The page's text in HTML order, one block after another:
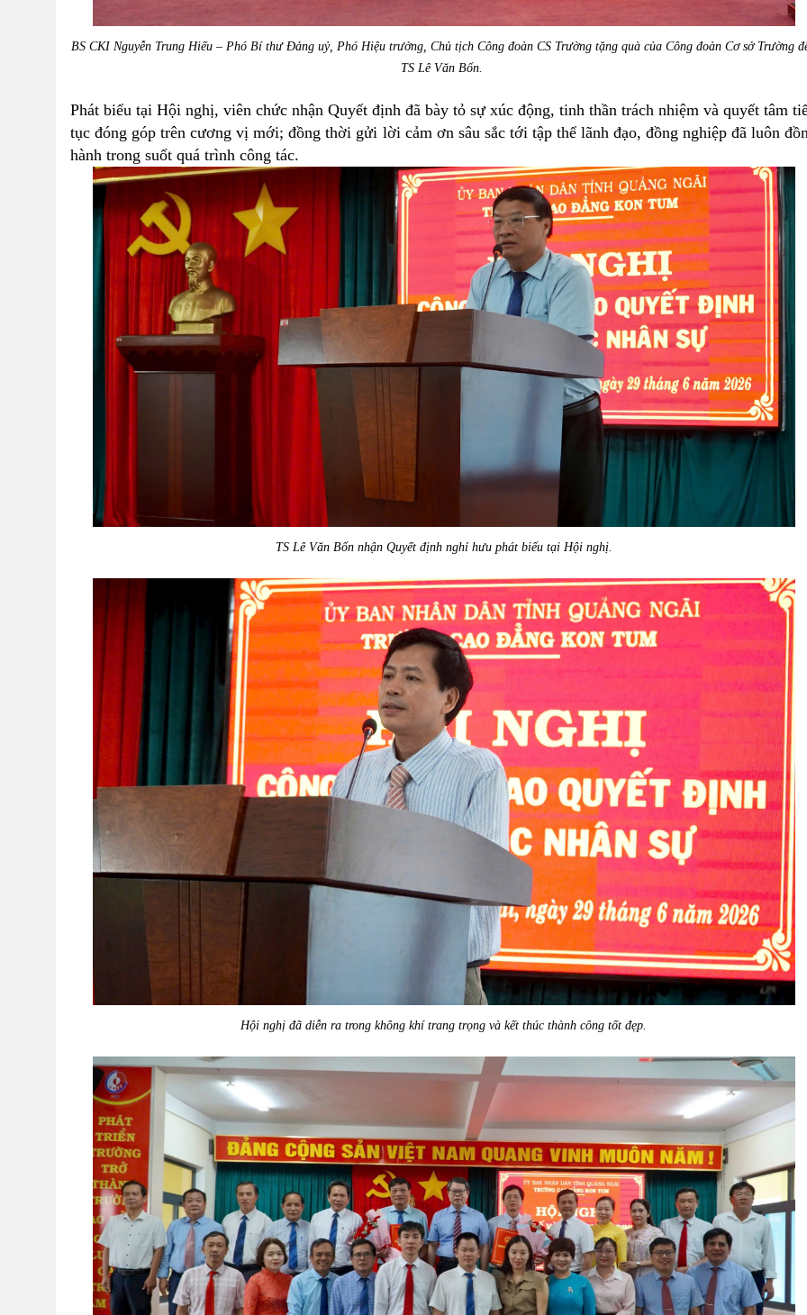
BS CKI Nguyễn Trung Hiếu – Phó Bí thư Đảng uỷ, Phó Hiệu trưởng, Chủ tịch Công đoàn CS Trường tặng quà của Công đoàn Cơ sở Trường
TS Lê Văn Bổn.
Phát biểu tại Hội nghị, viên chức nhận Quyết định đã bày tỏ sự xúc động, tinh thần trách nhiệm và quyết tâm
tục đóng góp trên cương vị mới; đồng thời gửi lời cảm ơn sâu sắc tới tập thể lãnh đạo, đồng nghiệp đã luôn
hành trong suốt quá trình công tác.
TS Lê Văn Bổn nhận Quyết định nghỉ hưu phát biểu tại Hội nghị.
Hội nghị đã diễn ra trong không khí trang trọng và kết thúc thành công tốt đẹp.